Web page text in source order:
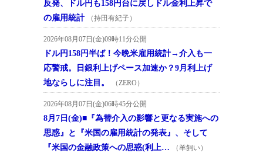
反発、ドル円も158円台に戻しドル金利上昇で
の雇用統計
（持田有紀子）
2026年08月07日(金)09時11分公開
ドル円158円半ば！今晩米雇用統計→介入も一
応警戒。日銀利上げペース加速か？9月利上げ
地ならしに注目。
（ZERO）
2026年08月07日(金)06時45分公開
8月7日(金)■『為替介入の影響と更なる実施への
思惑』と『米国の雇用統計の発表』、そして
『米国の金融政策への思惑(利上…
（羊飼い）